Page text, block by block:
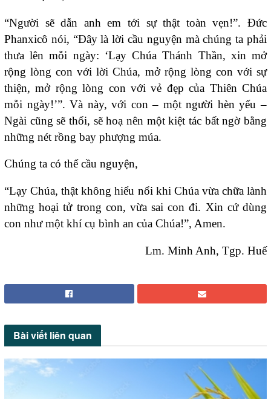
“Người sẽ dẫn anh em tới sự thật toàn vẹn!”. Đức
Phanxicô nói, “Đây là lời cầu nguyện mà chúng ta phải
thưa lên mỗi ngày: ‘Lạy Chúa Thánh Thần, xin mở
rộng lòng con với lời Chúa, mở rộng lòng con với sự
thiện, mở rộng lòng con với vẻ đẹp của Thiên Chúa
mỗi ngày!’”. Và này, với con – một người hèn yếu –
Ngài cũng sẽ thổi, sẽ hoạ nên một kiệt tác bất ngờ bằng
những nét rồng bay phượng múa.
Chúng ta có thể cầu nguyện,
“Lạy Chúa, thật không hiểu nổi khi Chúa vừa chữa lành
những hoại tử trong con, vừa sai con đi. Xin cứ dùng
con như một khí cụ bình an của Chúa!”, Amen.
Lm. Minh Anh, Tgp. Huế
Bài viết liên quan